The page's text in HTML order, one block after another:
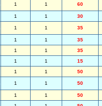
1 1 60
1 1 30
1 1 35
1 1 35
1 1 35
1 1 15
1 1 50
1 1 50
1 1 50